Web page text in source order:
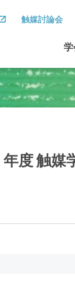
触媒討論会
年度触媒